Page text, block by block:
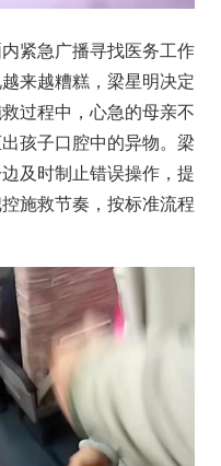
紧急广播寻找医务工作
来越糟糕，梁星明决定
过程中，心急的母亲不
孩子口腔中的异物。梁
及时制止错误操作，提
施救节奏，按标准流程